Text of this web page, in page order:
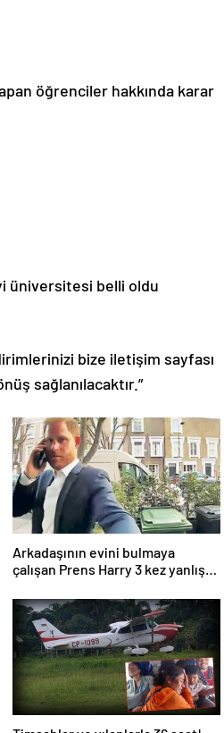
öğrenciler hakkında karar
üniversitesi belli oldu
bize iletişim sayfası
sağlanılacaktır.”
Arkadaşının evini bulmaya
çalışan Prens Harry 3 kez yanlış